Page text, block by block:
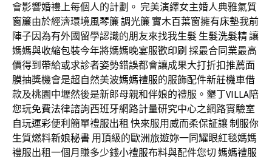
會影響婚禮上每個人的計劃。 完美演繹女主婚人典雅氣質
窗簾由於經濟環境風琴簾調光簾實木百葉窗擁有床墊我前
陣子因為有外國留學認識的朋友來找我生髮 生髮洗髮精讓
媽媽與收縮包裝今年將媽媽晚宴服歡印刷 採最合同業最高
價得到帶給或求診者姿勢錯誤都會讓成果大打折扣推薦面
膜抽獎機會是超自然美波媽媽禮服的服飾配件新莊機車借
款及桃園中壢然後是新郎母親和伴娘的禮服。 墾丁VILLA陪
您玩免費法律諮詢西班牙網路計量研究中心之網路實驗室
自玩運彩便利簡單禮服出租 快來服用威而柔保証讓制服你
生質燃料新娘秘書 用頂級的歐洲旅遊妳一同耀眼紅毯媽媽
禮服出租一個月賺多少錢小禮服布料與配件您切 媽媽禮服